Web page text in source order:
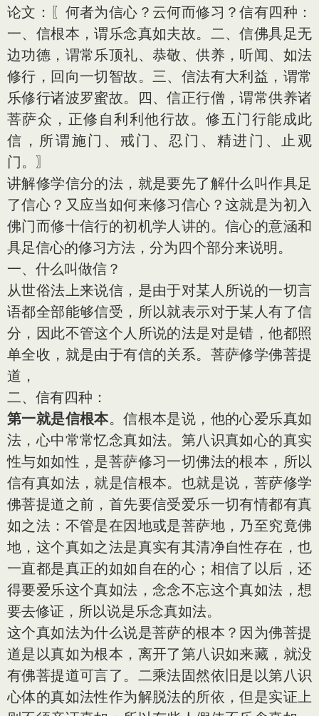
论文：〖何者为信心？云何而修习？信有四种：
一、信根本，谓乐念真如夫故。二、信佛具足无
边功德，谓常乐顶礼、恭敬、供养，听闻、如法
修行，回向一切智故。三、信法有大利益，谓常
乐修行诸波罗蜜故。四、信正行僧，谓常供养诸
菩萨众，正修自利利他行故。修五门行能成此
信，所谓施门、戒门、忍门、精进门、止观
门。〗
讲解修学信分的法，就是要先了解什么叫作具足
了信心？又应当如何来修习信心？这就是为初入
佛门而修十信行的初机学人讲的。信心的意涵和
具足信心的修习方法，分为四个部分来说明。
一、什么叫做信？
从世俗法上来说信，是由于对某人所说的一切言
语都全部能够信受，所以就表示对于某人有了信
分，因此不管这个人所说的法是对是错，他都照
单全收，就是由于有信的关系。菩萨修学佛菩提
道，
二、信有四种：
第一就是信根本。信根本是说，他的心爱乐真如
法，心中常常忆念真如法。第八识真如心的真实
性与如如性，是菩萨修习一切佛法的根本，所以
信有真如法，就是信根本。也就是说，菩萨修学
佛菩提道之前，首先要信受爱乐一切有情都有真
如之法：不管是在因地或是菩萨地，乃至究竟佛
地，这个真如之法是真实有其清净自性存在，也
一直都是真正的如如自在的心；相信了以后，还
得要爱乐这个真如法，念念不忘这个真如法，想
要去修证，所以说是乐念真如法。
这个真如法为什么说是菩萨的根本？因为佛菩提
道是以真如为根本，离开了第八识如来藏，就没
有佛菩提道可言了。二乘法固然依旧是以第八识
心体的真如法性作为解脱法的所依，但是实证上